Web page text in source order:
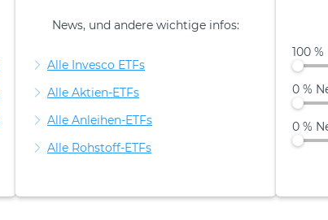
News, und andere wichtige infos:
Alle Invesco ETFs
Alle Aktien-ETFs
Alle Anleihen-ETFs
Alle Rohstoff-ETFs
100
0 %
0 %